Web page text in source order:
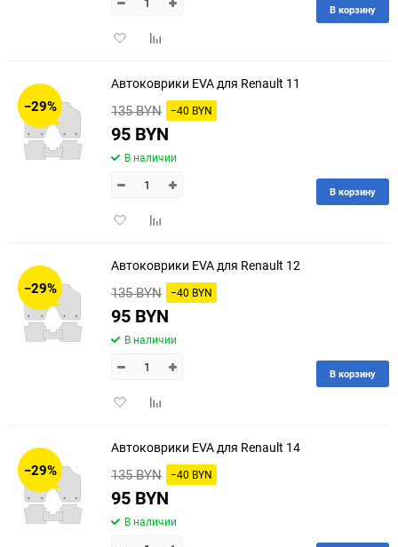
150
ДобавитьДобавить
В корзину
−29%
Автоковрики EVA для Renault 11
135 BYN −40 BYN
95 BYN
В наличии
ДобавитьДобавить
В корзину
−29%
Автоковрики EVA для Renault 12
135 BYN −40 BYN
95 BYN
В наличии
ДобавитьДобавить
В корзину
−29%
Автоковрики EVA для Renault 14
135 BYN −40 BYN
95 BYN
В наличии